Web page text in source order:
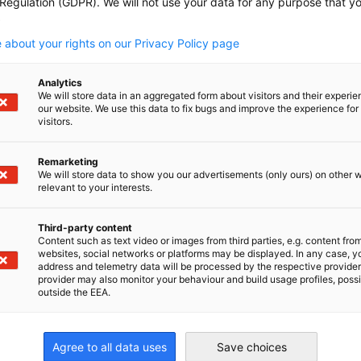
DOWNLOAD
Information Flyer
Englisch
PUBLIKATIONEN
Hier herunterladen
und Energie
Industrie- und Handelskammer
Industrie- und Handelskammer
AHK.de
about your rights on our Privacy Policy page
Analytics
We will store data in an aggregated form about visitors and their
our website. We use this data to fix bugs and improve the experience for
visitors.
Remarketing
We will store data to show you our advertisements (only ours) on other
relevant to your interests.
Third-party content
Content such as text video or images from third parties, e.g. content
websites, social networks or platforms may be displayed. In any case,
address and telemetry data will be processed by the respective
provider may also monitor your behaviour and build usage profiles,
outside the EEA.
Agree to all data uses Save choices